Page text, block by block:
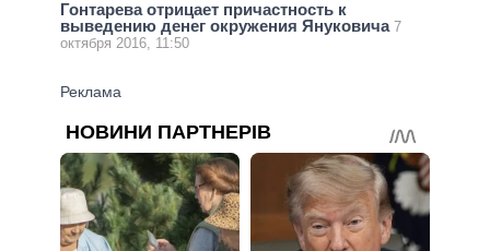
Гонтарева отрицает причастность к
выведению денег окружения Януковича 7
октября 2016, 11:50